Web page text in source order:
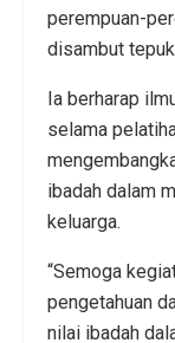
perempuan-
disambut
Ia berharap
selama
ibadah dalam
keluarga.
“Semoga
pengetahuan
nilai ibadah